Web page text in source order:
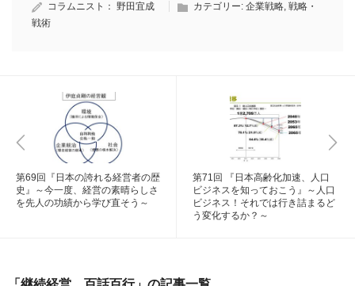
コラムニスト： 野田宜成 カテゴリー: 企業戦略, 戦略・
戦術
第69回『日本の誇れる経営者の歴
史』～今一度、経営の素晴らしさ
を先人の功績から学び直そう～
第71回 『日本高齢化加速、人口
ビジネスを知っておこう』～人口
ビジネス！それでは行き詰まるど
う変化するか？～